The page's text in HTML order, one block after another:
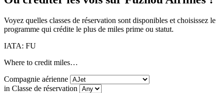
Voyez quelles classes de réservation sont disponibles et choisissez le
programme qui crédite le plus de miles prime ou statut.
IATA: FU
Where to credit miles…
Compagnie aérienne
in Classe de réservation